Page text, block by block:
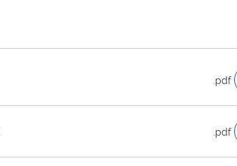
.pdf
.pdf